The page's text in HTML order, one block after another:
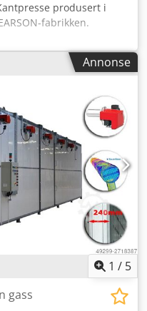
produsert i
fabrikken.
og selges med
vedlikeholdt og
og kan testes og
1997 Arbeidslengde: 3
172 mm Avstand
Arbeidshastighet: 100
automatisk X1, X2,
Vekt: 7 tonn Csderfx
ut skjerm, tilkoblet
gjerne kontakt dersom
Annonse
1 / 5
gass